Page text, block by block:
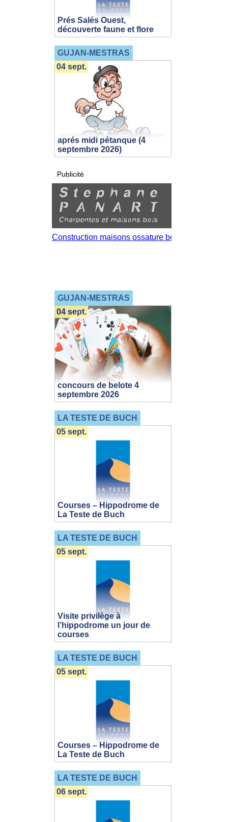
Prés Salés Ouest,
découverte faune et flore
GUJAN-MESTRAS
aprés midi pétanque (4
septembre 2026)
04 sept.
Publicité
GUJAN-MESTRAS
concours de belote 4
septembre 2026
04 sept.
LA TESTE DE BUCH
Courses – Hippodrome de
La Teste de Buch
05 sept.
LA TESTE DE BUCH
Visite privilège à
l’hippodrome un jour de
courses
05 sept.
LA TESTE DE BUCH
Courses – Hippodrome de
La Teste de Buch
05 sept.
LA TESTE DE BUCH
06 sept.